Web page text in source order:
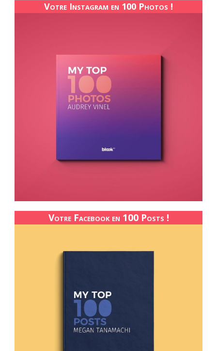
Votre Instagram en 100 Photos !
Votre Facebook en 100 Posts !